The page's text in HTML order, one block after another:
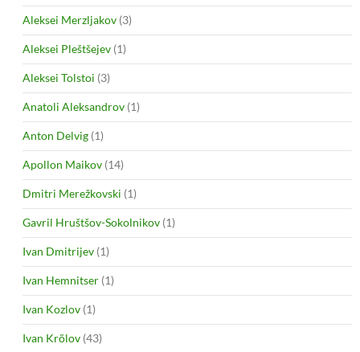
Aleksei Merzljakov (3)
Aleksei Pleštšejev (1)
Aleksei Tolstoi (3)
Anatoli Aleksandrov (1)
Anton Delvig (1)
Apollon Maikov (14)
Dmitri Merežkovski (1)
Gavril Hruštšov-Sokolnikov (1)
Ivan Dmitrijev (1)
Ivan Hemnitser (1)
Ivan Kozlov (1)
Ivan Krõlov (43)